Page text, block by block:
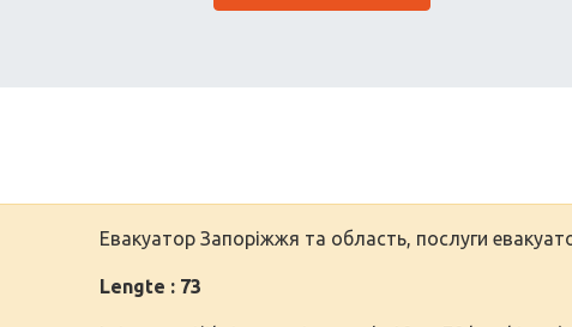
Евакуатор Запоріжжя та область, послуги
Lengte : 73